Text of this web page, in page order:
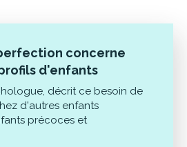
concerne
d'enfants
décrit ce besoin de
d'autres enfants
précoces et